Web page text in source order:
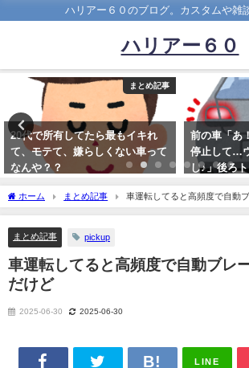
ハリアー６０のブログ。カスタムや雑
ハリアー６０
まとめ記事
前の車「あ！ここ曲がりたいな！
停止して…ウィンカーカチッ♪よ
し♪」後ろトラック俺「よしじゃ
ねえええええええ」
【朗報】
を速攻で
2023-04-13
ホーム まとめ記事 車運転してると高頻度で自動
まとめ記事 pickup
車運転してると高頻度で自動ブレ
だけど
2025-06-30 2025-06-30
LINE